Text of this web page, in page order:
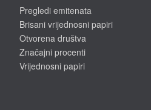
Pregledi emitenata
Brisani vrijednosni papiri
Otvorena društva
Značajni procenti
Vrijednosni papiri